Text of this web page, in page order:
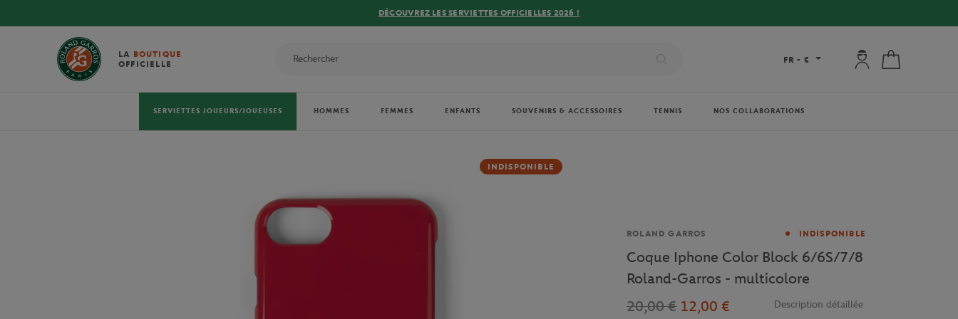
DÉCOUVREZ LES SERVIETTES OFFICIELLES 2026 !
LA BOUTIQUE
OFFICIELLE
FR - € Mon compte : se
SERVIETTES JOUEURS/JOUEUSES HOMMES FEMMES ENFANTS SOUVENIRS & ACCESSOIRES TENNIS NOS COLLABORATIONS
INDISPONIBLE
Marque
ROLAND GARROS INDISPONIBLE
Coque Iphone Color Block 6/6S/7/8
Roland-Garros - multicolore
20,00 € 12,00 € Description détaillée